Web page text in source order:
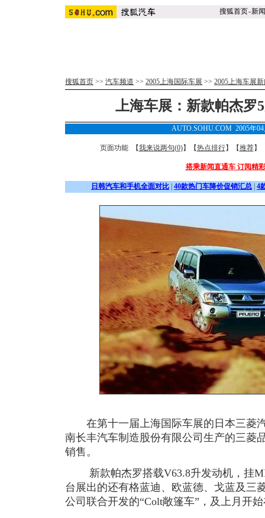
搜狐首页-新闻
搜狐首页 >> 汽车频道 >> 2005上海国际车展 >> 2005上海车展
上海车展：新款帕杰罗
AUTO.SOHU.COM 2005年
页面功能 【我来说两句(0)】【热点排行】【推荐】
搭乘新闻直通车 订阅精
日韩汽车和手机全面对比 40款热门车降价促销汇总 4
在第十一届上海国际车展的日本三菱
南长丰汽车制造股份有限公司生产的三菱
销售。
新款帕杰罗搭载V63.8升发动机，挂
台展出的还有格蓝迪、欧蓝德、戈蓝及三
公司联合开发的“Colt敞篷车”，及上月开